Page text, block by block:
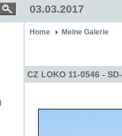
03.03.2017
Home Meine Galerie
CZ LOKO 11-0546 -